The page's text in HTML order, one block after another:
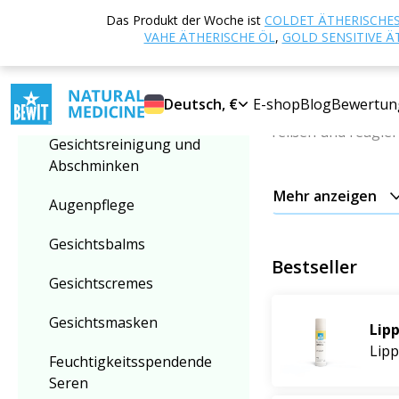
Das Produkt der Woche ist COLDET
VAHE ÄTHERISCHE ÖL, GOLD SENSITIVE
Deutsch, € E-shopBlog
Kategorie auswählen
Lippenbalsame
Gesichtsreinigung und
Abschminken
Augenpflege
Gesichtsbalms
Gesichtscremes
Gesichtsmasken
Feuchtigkeitsspendende
Seren
Startseite
Lippenbalsame
Lippen gehören
reißen und
Pflanzenöle,
Die Basis jedes
trockener Luft
Mehr anzeigen
Bestseller